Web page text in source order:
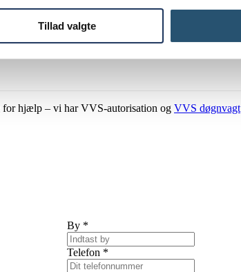
Tillad valgte
for hjælp – vi har VVS-autorisation og VVS døgnvagt
By *
Telefon *